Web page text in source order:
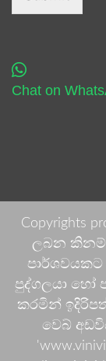
Chat on
Copyrights
ලබන කිනම්
පුද්ගලයා හෝ
කරමින්
වෙබ්